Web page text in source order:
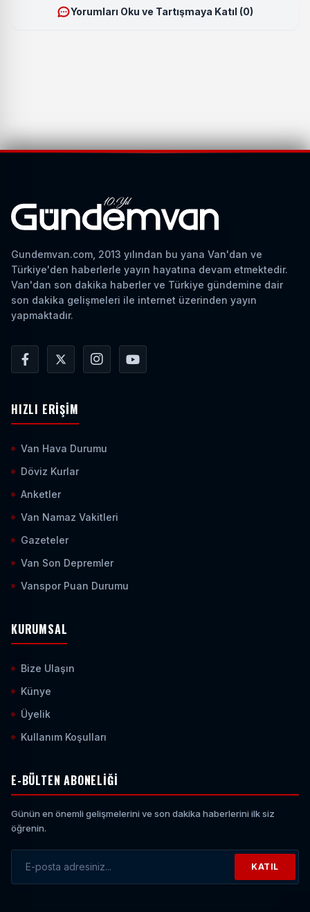
Yorumları Oku ve Tartışmaya Katıl (0)
Gundemvan.com, 2013 yılından bu yana Van'dan ve
Türkiye'den haberlerle yayın hayatına devam etmektedir.
Van'dan son dakika haberler ve Türkiye gündemine dair
son dakika gelişmeleri ile internet üzerinden yayın
yapmaktadır.
HIZLI ERIŞIM
Van Hava Durumu
Döviz Kurlar
Anketler
Van Namaz Vakitleri
Gazeteler
Van Son Depremler
Vanspor Puan Durumu
KURUMSAL
Bize Ulaşın
Künye
Üyelik
Kullanım Koşulları
E-BÜLTEN ABONELIĞI
Günün en önemli gelişmelerini ve son dakika haberlerini ilk siz
öğrenin.
E-posta Adresiniz
KATIL